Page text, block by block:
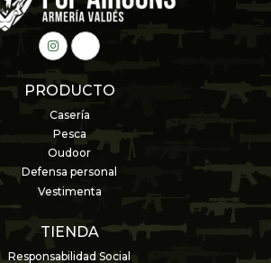
PRODUCTO
Casería
Pesca
Oudoor
Defensa personal
Vestimenta
TIENDA
Responsabilidad Social